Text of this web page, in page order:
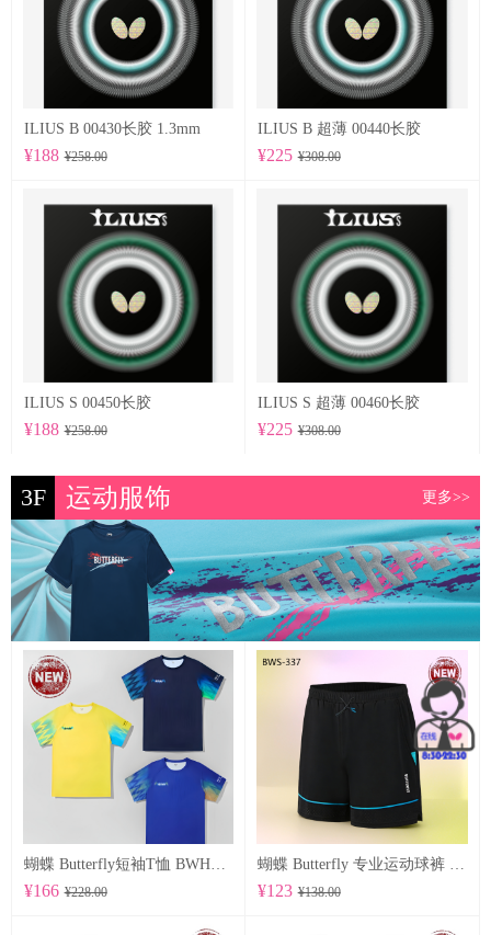
ILIUS B 00430长胶 1.3mm
¥188 ¥258.00
ILIUS B 超薄 00440长胶
¥225 ¥308.00
ILIUS S 00450长胶
¥188 ¥258.00
ILIUS S 超薄 00460长胶
¥225 ¥308.00
3F 运动服饰 更多>>
蝴蝶 Butterfly短袖T恤 BWH850
¥166 ¥228.00 ¥123 ¥138.00